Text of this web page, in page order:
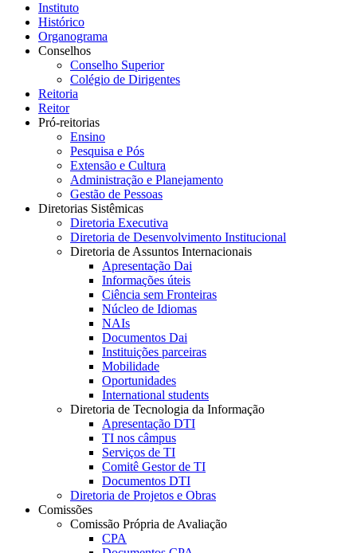
Instituto
Histórico
Organograma
Conselhos
Conselho Superior
Colégio de Dirigentes
Reitoria
Reitor
Pró-reitorias
Ensino
Pesquisa e Pós
Extensão e Cultura
Administração e Planejamento
Gestão de Pessoas
Diretorias Sistêmicas
Diretoria Executiva
Diretoria de Desenvolvimento Institucional
Diretoria de Assuntos Internacionais
Apresentação Dai
Informações úteis
Ciência sem Fronteiras
Núcleo de Idiomas
NAIs
Documentos Dai
Instituições parceiras
Mobilidade
Oportunidades
International students
Diretoria de Tecnologia da Informação
Apresentação DTI
TI nos câmpus
Serviços de TI
Comitê Gestor de TI
Documentos DTI
Diretoria de Projetos e Obras
Comissões
Comissão Própria de Avaliação
CPA